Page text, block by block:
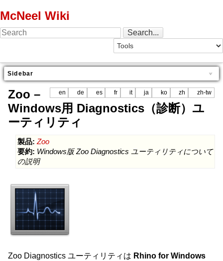
McNeel Wiki
Sidebar
en de es fr it ja ko zh zh-tw
Zoo –
Windows用 Diagnostics（診断）ユ
ーティリティ
製品: Zoo
要約: Windows版 Zoo Diagnostics ユーティリティについて
の説明
Zoo Diagnostics ユーティリティは Rhino for Windows